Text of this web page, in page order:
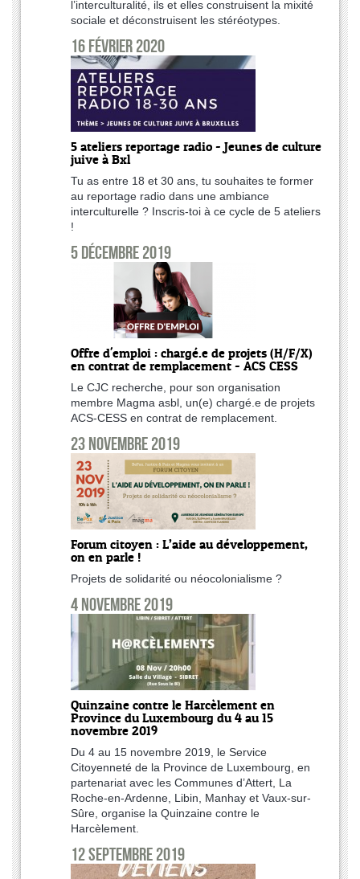
l’interculturalité, ils et elles construisent la mixité
sociale et déconstruisent les stéréotypes.
16 février 2020
5 ateliers reportage radio - Jeunes de culture
juive à Bxl
Tu as entre 18 et 30 ans, tu souhaites te former
au reportage radio dans une ambiance
interculturelle ? Inscris-toi à ce cycle de 5 ateliers
!
5 décembre 2019
Offre d'emploi : chargé.e de projets (H/F/X)
en contrat de remplacement - ACS CESS
Le CJC recherche, pour son organisation
membre Magma asbl, un(e) chargé.e de projets
ACS-CESS en contrat de remplacement.
23 novembre 2019
Forum citoyen : L’aide au développement,
on en parle !
Projets de solidarité ou néocolonialisme ?
4 novembre 2019
Quinzaine contre le Harcèlement en
Province du Luxembourg du 4 au 15
novembre 2019
Du 4 au 15 novembre 2019, le Service
Citoyenneté de la Province de Luxembourg, en
partenariat avec les Communes d’Attert, La
Roche-en-Ardenne, Libin, Manhay et Vaux-sur-
Sûre, organise la Quinzaine contre le
Harcèlement.
12 septembre 2019